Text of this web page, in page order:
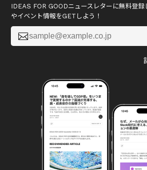
IDEAS FOR GOODニュースレターに無料登録
やイベント情報をGETしよう！
